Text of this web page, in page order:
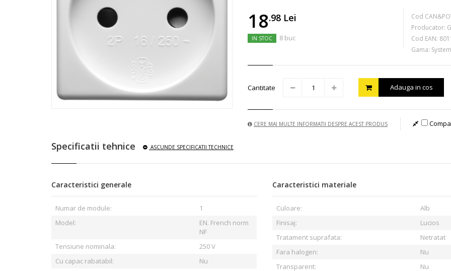
18.98 Lei
IN STOC 8 buc
Cod
Producator:
Cod EAN:
Gama: System
Cantitate Adauga in cos
CERE MAI MULTE INFORMATII DESPRE ACEST PRODUS
Specificatii tehnice ASCUNDE SPECIFICATII TECHNICE
Caracteristici generale
Numar de module:
1
Model:
EN. French norm
NF
Tensiune nominala:
250 V
Cu capac rabatabil:
Nu
Caracteristici materiale
Culoare:
Alb
Finisaj:
Lucios
Tratament suprafata:
Netratat
Fara halogen:
Nu
Transparent:
Nu